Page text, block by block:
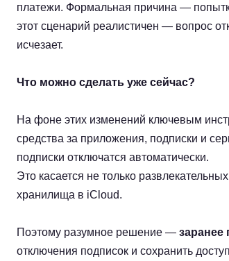
платежи. Формальная причина —
этот сценарий реалистичен — вопрос
исчезает.
Что можно сделать уже сейчас?
На фоне этих изменений ключевым
средства за приложения, подписки и
подписки отключатся автоматически.
Это касается не только
хранилища в iCloud.
Поэтому разумное решение — заранее
отключения подписок и сохранить